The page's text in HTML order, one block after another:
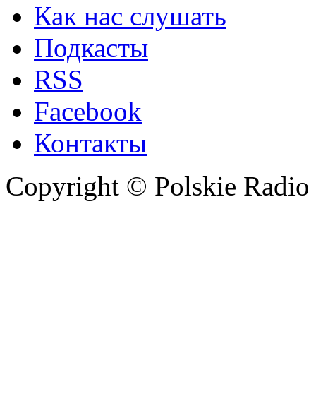
Как нас слушать
Подкасты
RSS
Facebook
Контакты
Copyright © Polskie